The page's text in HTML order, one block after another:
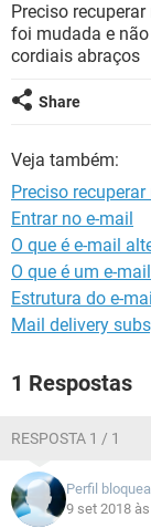
INSTAGRAM
GUIA DE COMPRAS
OUTLOOK
GUIA DE COMPRAS
Preciso recuperar
foi mudada e
cordiais abraços
Share
Veja também:
Preciso
Entrar no e-mail
O que é e-mail
O que é um e-mail
Estrutura do e-
Mail delivery
1 Respostas
RESPOSTA 1 / 1
Perfil
9 set 2018 às